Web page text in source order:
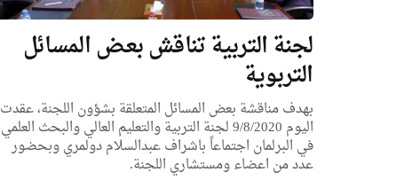
لجنة التربية تناقش بعض المسائل
التربوية
بهدف مناقشة بعض المسائل المتعلقة بشؤون اللجنة، عقدت
اليوم 9/8/2020 لجنة التربية والتعليم العالي والبحث العلمي
في البرلمان اجتماعاً باشراف عبدالسلام دولمري وبحضور
عدد من اعضاء ومستشاري اللجنة.